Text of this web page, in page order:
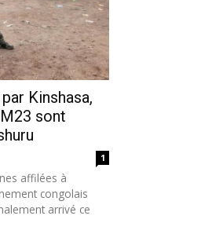
Kinshasa,
sont
1
affilées à
congolais
arrivé ce